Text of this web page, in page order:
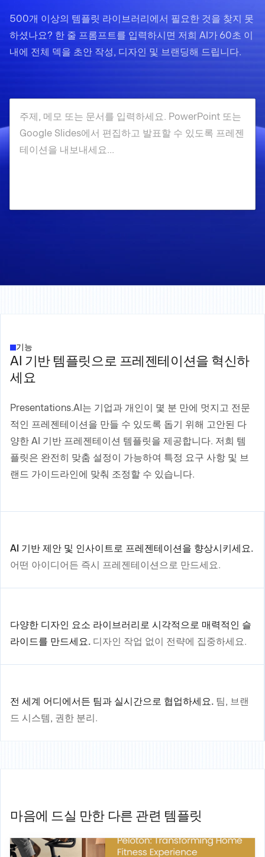
500개 이상의 템플릿 라이브러리에서 필요한 것을 찾지 못
하셨나요? 한 줄 프롬프트를 입력하시면 저희 AI가 60초 이
내에 전체 덱을 초안 작성, 디자인 및 브랜딩해 드립니다.
기능
AI 기반 템플릿으로 프레젠테이션을 혁신하
세요
Presentations.AI는 기업과 개인이 몇 분 만에 멋지고 전문
적인 프레젠테이션을 만들 수 있도록 돕기 위해 고안된 다
양한 AI 기반 프레젠테이션 템플릿을 제공합니다. 저희 템
플릿은 완전히 맞춤 설정이 가능하여 특정 요구 사항 및 브
랜드 가이드라인에 맞춰 조정할 수 있습니다.
AI 기반 제안 및 인사이트로 프레젠테이션을 향상시키세요.
어떤 아이디어든 즉시 프레젠테이션으로 만드세요.
다양한 디자인 요소 라이브러리로 시각적으로 매력적인 슬
라이드를 만드세요. 디자인 작업 없이 전략에 집중하세요.
전 세계 어디에서든 팀과 실시간으로 협업하세요. 팀, 브랜
드 시스템, 권한 분리.
마음에 드실 만한 다른 관련 템플릿